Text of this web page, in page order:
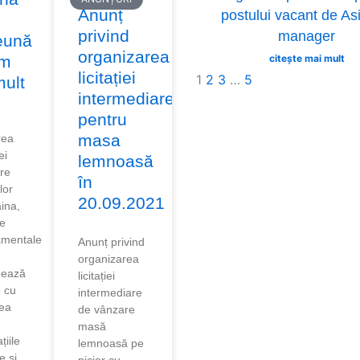
cu
Anunț
privind
organizarea
licitației
intermediare
pentru
masa
lemnoasă
în
20.09.2021
Anunț privind
organizarea
licitației
intermediare
de vânzare
masă
lemnoasă pe
postului vacant de
manager
citește mai mult
1 2 3 … 5